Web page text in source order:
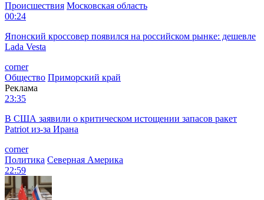
Происшествия Московская область
00:24
Японский кроссовер появился на российском рынке: дешевле
Lada Vesta
corner
Общество Приморский край
Реклама
23:35
В США заявили о критическом истощении запасов ракет
Patriot из-за Ирана
corner
Политика Северная Америка
22:59